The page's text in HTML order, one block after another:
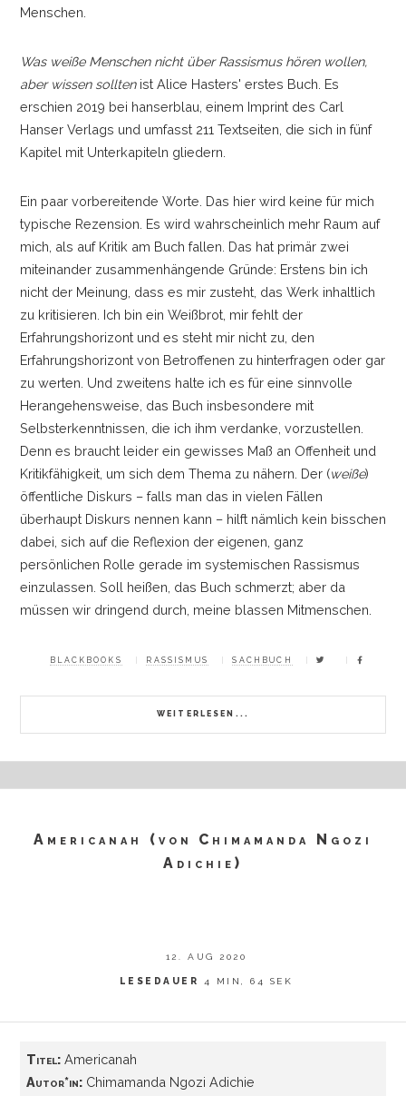
Menschen.
Was weiße Menschen nicht über Rassismus hören wollen,
aber wissen solltenist Alice Hasters' erstes Buch. Es
erschien 2019 bei hanserblau, einem Imprint des Carl
Hanser Verlags und umfasst 211 Textseiten, die sich in fünf
Kapitel mit Unterkapiteln gliedern.
Ein paar vorbereitende Worte. Das hier wird keine für mich
typische Rezension. Es wird wahrscheinlich mehr Raum auf
mich, als auf Kritik am Buch fallen. Das hat primär zwei
miteinander zusammenhängende Gründe: Erstens bin ich
nicht der Meinung, dass es mir zusteht, das Werk inhaltlich
zu kritisieren. Ich bin ein Weißbrot, mir fehlt der
Erfahrungshorizont und es steht mir nicht zu, den
Erfahrungshorizont von Betroffenen zu hinterfragen oder gar
zu werten. Und zweitens halte ich es für eine sinnvolle
Herangehensweise, das Buch insbesondere mit
Selbsterkenntnissen, die ich ihm verdanke, vorzustellen.
Denn es braucht leider ein gewisses Maß an Offenheit und
Kritikfähigkeit, um sich dem Thema zu nähern. Der (weiße)
öffentliche Diskurs –falls man das in vielen Fällen
überhaupt Diskurs nennen kann –hilft nämlich kein bisschen
dabei, sich auf die Reflexion der eigenen, ganz
persönlichen Rolle gerade im systemischen Rassismus
einzulassen. Soll heißen, das Buch schmerzt; aber da
müssen wir dringend durch, meine blassen Mitmenschen.
WEITERLESEN...
BLACKBOOKS RASSISMUS SACHBUCH
Americanah (von Chimamanda Ngozi
Adichie)
12. AUG 2020
LESEDAUER 4 MIN, 64 SEK
Titel:Americanah
Autor*in:Chimamanda Ngozi Adichie